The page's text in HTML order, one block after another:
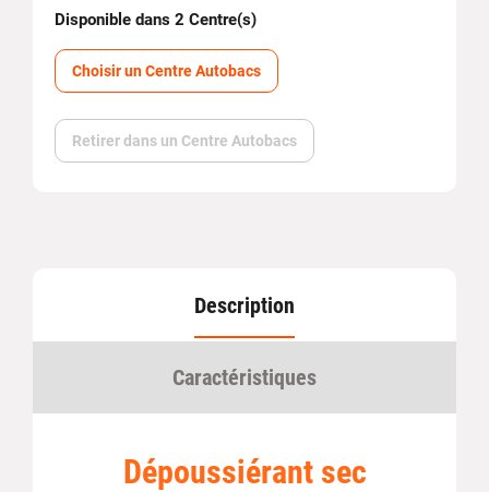
Disponible dans 2 Centre(s)
Choisir un Centre Autobacs
Retirer dans un Centre Autobacs
Description
Caractéristiques
Dépoussiérant sec